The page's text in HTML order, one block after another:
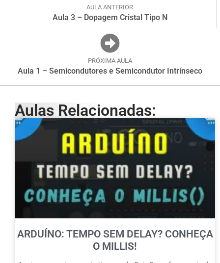
AULA ANTERIOR
Aula 3 – Dopagem Cristal Tipo N
PRÓXIMA AULA
Aula 1 – Semicondutores e Semicondutor Intrínseco
Aulas Relacionadas:
ARDUÍNO: TEMPO SEM DELAY? CONHEÇA
O MILLIS!